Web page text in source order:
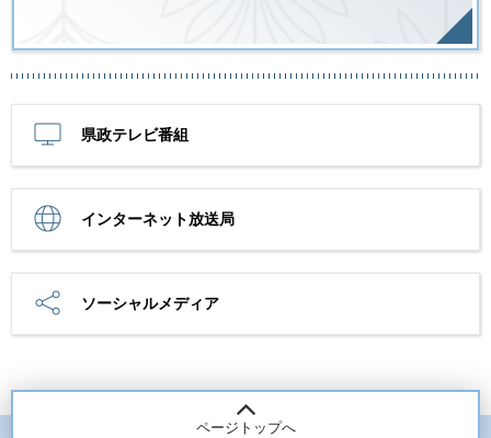
県政テレビ番組
インターネット放送局
ソーシャルメディア
ページトップへ